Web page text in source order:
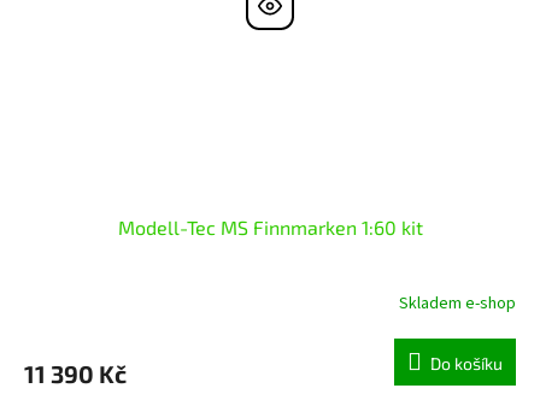
Modell-Tec MS Finnmarken 1:60 kit
Skladem e-shop
11 390 Kč Do košíku